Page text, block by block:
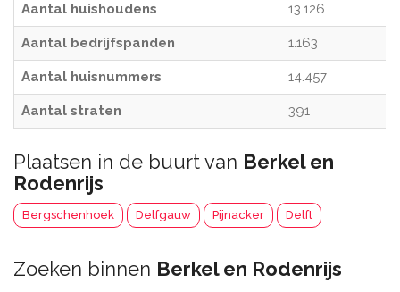
Aantal huishoudens 13.126
Aantal bedrijfspanden 1.163
Aantal huisnummers 14.457
Aantal straten 391
Plaatsen in de buurt van Berkel en
Rodenrijs
Bergschenhoek Delfgauw Pijnacker Delft
Zoeken binnen Berkel en Rodenrijs